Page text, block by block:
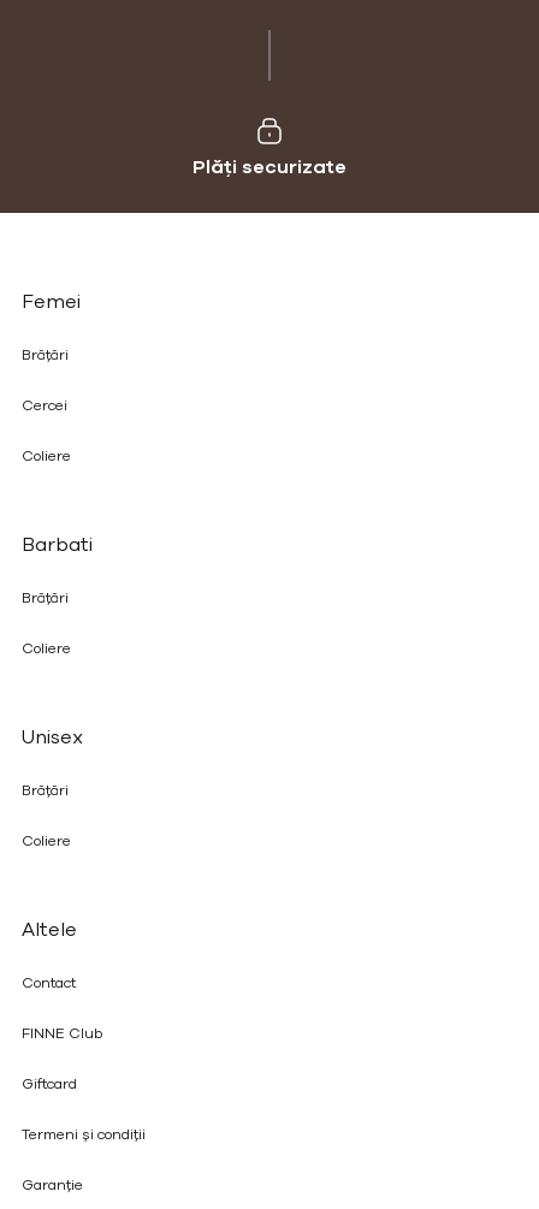
Plăți securizate
Femei
Brățări
Cercei
Coliere
Barbati
Brățări
Coliere
Unisex
Brățări
Coliere
Altele
Contact
FINNE Club
Giftcard
Termeni și condiții
Garanție